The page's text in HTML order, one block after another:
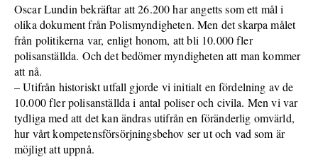
Oscar Lundin bekräftar att 26.200 har angetts som ett mål i
olika dokument från Polismyndigheten. Men det skarpa målet
från politikerna var, enligt honom, att bli 10.000 fler
polisanställda. Och det bedömer myndigheten att man kommer
att nå.
– Utifrån historiskt utfall gjorde vi initialt en fördelning av de
10.000 fler polisanställda i antal poliser och civila. Men vi var
tydliga med att det kan ändras utifrån en föränderlig omvärld,
hur vårt kompetensförsörjningsbehov ser ut och vad som är
möjligt att uppnå.